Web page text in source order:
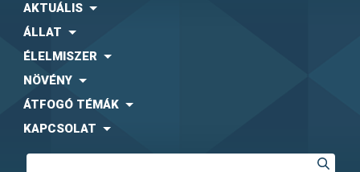
AKTUÁLIS
ÁLLAT
ÉLELMISZER
NÖVÉNY
ÁTFOGÓ TÉMÁK
KAPCSOLAT